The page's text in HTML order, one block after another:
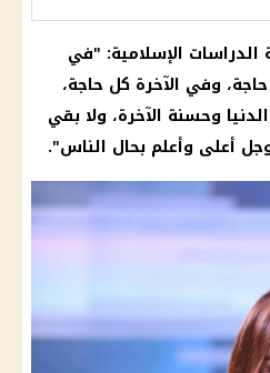
الدراسات الإسلامية: "في
وفي الآخرة كل حاجة،
وحسنة الآخرة، ولا بقي
أعلى وأعلم بحال الناس".